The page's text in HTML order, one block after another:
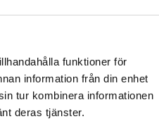
funktioner för
information från din enhet
tur kombinera informationen
deras tjänster.
Besöksliv
Spoon,
118 23